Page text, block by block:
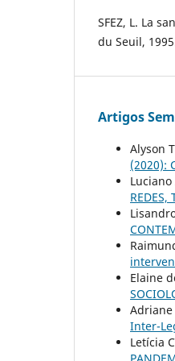
SFEZ, L. La
du Seuil,
Artigos
Alyson
(2020):
REDES,
Elaine
Adriane
Inter-
Letícia